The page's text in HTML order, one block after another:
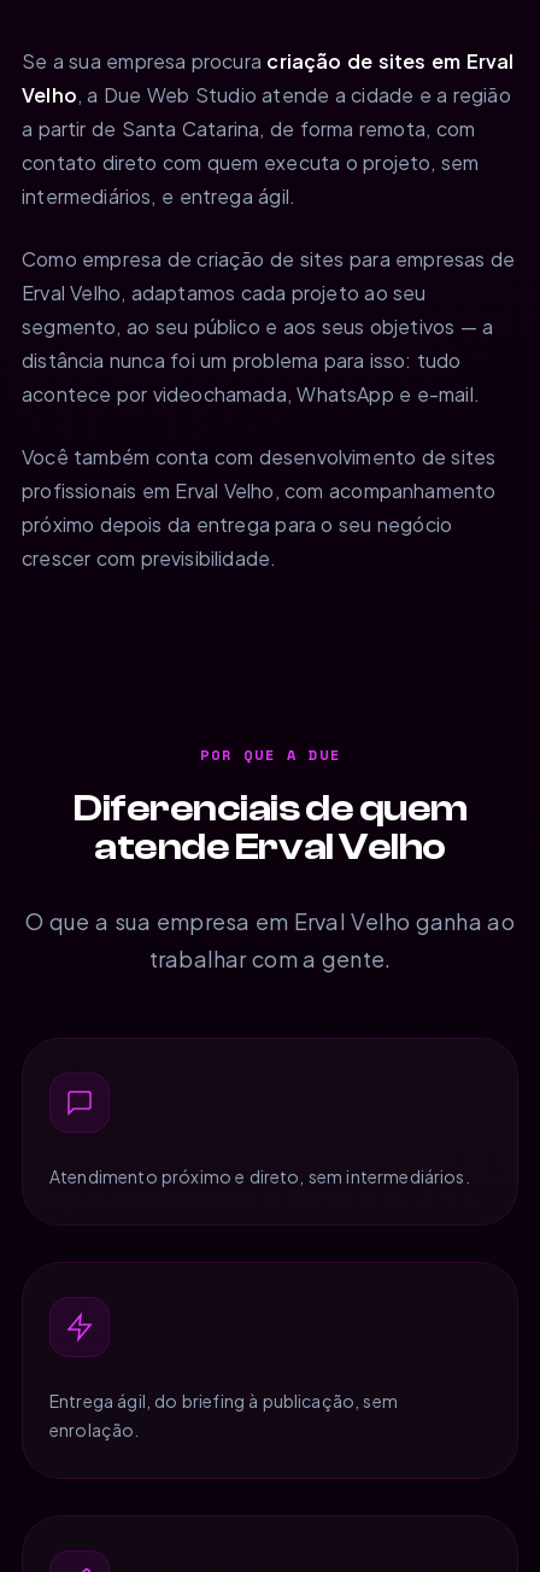
Se a sua empresa procura criação de sites em Erval
Velho, a Due Web Studio atende a cidade e a região
a partir de Santa Catarina, de forma remota, com
contato direto com quem executa o projeto, sem
intermediários, e entrega ágil.
Como empresa de criação de sites para empresas de
Erval Velho, adaptamos cada projeto ao seu
segmento, ao seu público e aos seus objetivos — a
distância nunca foi um problema para isso: tudo
acontece por videochamada, WhatsApp e e-mail.
Você também conta com desenvolvimento de sites
profissionais em Erval Velho, com acompanhamento
próximo depois da entrega para o seu negócio
crescer com previsibilidade.
POR QUE A DUE
Diferenciais de quem
atende Erval Velho
O que a sua empresa em Erval Velho ganha ao
trabalhar com a gente.
Atendimento próximo e direto, sem intermediários.
Entrega ágil, do briefing à publicação, sem
enrolação.